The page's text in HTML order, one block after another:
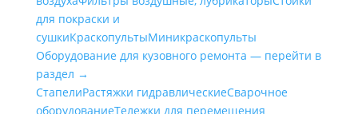
для покраски и
сушкиКраскопультыМиникраскопульты
Оборудование для кузовного ремонта — перейти в
раздел →
СтапелиРастяжки гидравлическиеСварочное
оборудованиеТележки для перемещения